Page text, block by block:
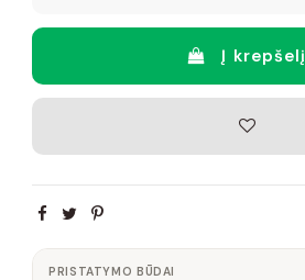
Į krepšelį
PRISTATYMO BŪDAI